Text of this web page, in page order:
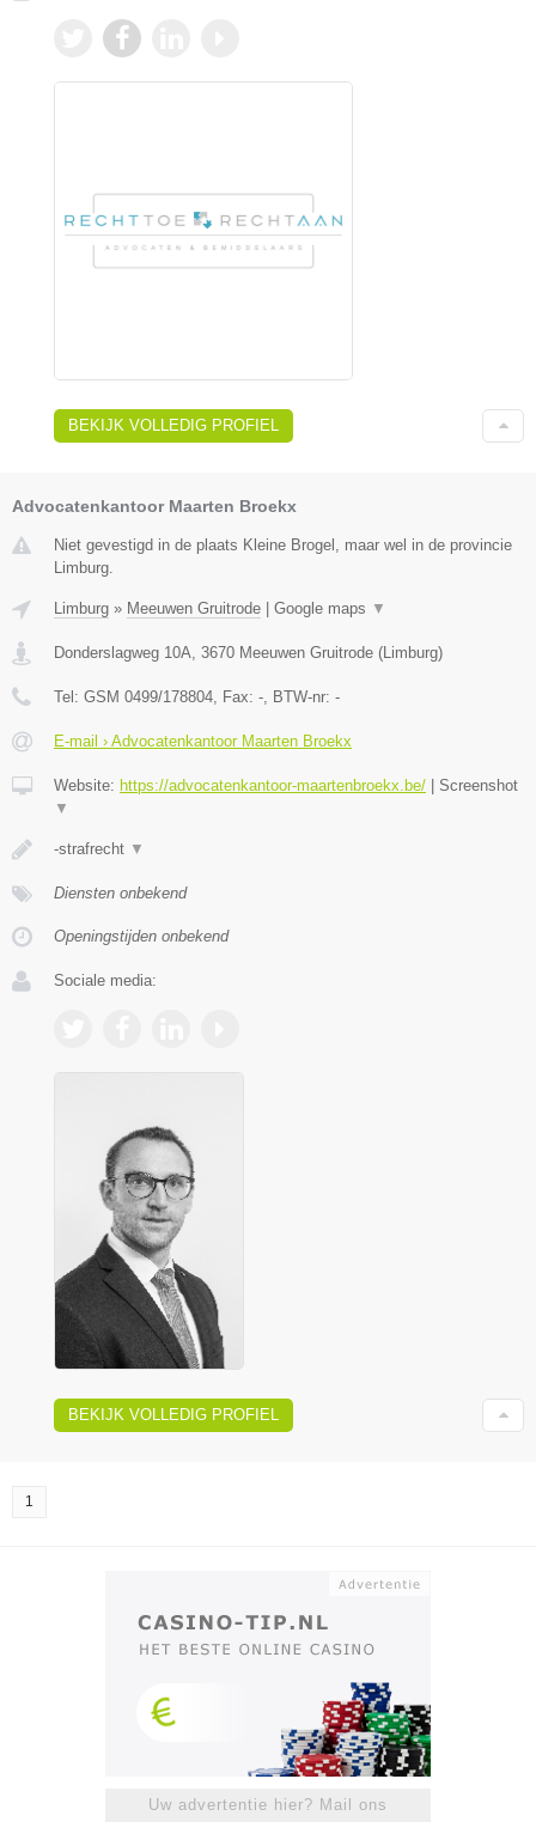
BEKIJK VOLLEDIG PROFIEL
Advocatenkantoor Maarten Broekx
Niet gevestigd in de plaats Kleine Brogel, maar wel in de provincie
Limburg.
Limburg » Meeuwen Gruitrode | Google maps ▼
Donderslagweg 10A 3670 Meeuwen Gruitrode (Limburg)
Tel: GSM 0499/178804 , Fax: - , BTW-nr: -
E-mail › Advocatenkantoor Maarten Broekx
Website: https://advocatenkantoor-maartenbroekx.be/ | Screenshot
▼
-strafrecht ▼
Diensten onbekend
Openingstijden onbekend
Sociale media:
BEKIJK VOLLEDIG PROFIEL
1
Uw advertentie hier? Mail ons